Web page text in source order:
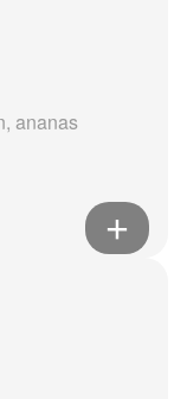
ananas